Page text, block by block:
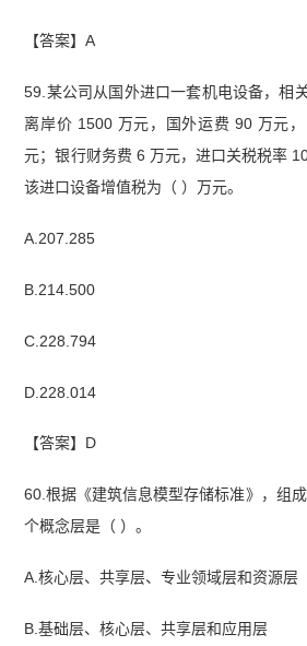
【答案】A
59.某公司从国外进口一套机电设备，相
离岸价 1500 万元，国外运费 90 万元
元；银行财务费 6 万元，进口关税税率
该进口设备增值税为（ ）万元。
A.207.285
B.214.500
C.228.794
D.228.014
【答案】D
60.根据《建筑信息模型存储标准》，组
个概念层是（ ）。
A.核心层、共享层、专业领域层和资源层
B.基础层、核心层、共享层和应用层